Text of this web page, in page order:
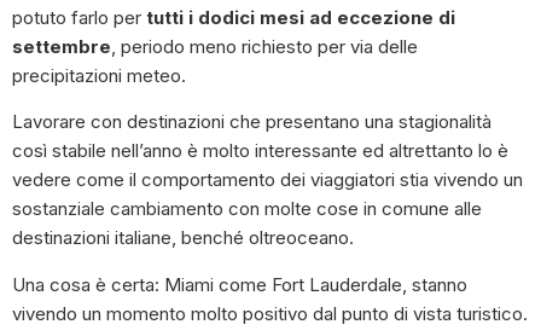
potuto farlo per tutti i dodici mesi ad eccezione di
settembre, periodo meno richiesto per via delle
precipitazioni meteo.
Lavorare con destinazioni che presentano una stagionalità
così stabile nell’anno è molto interessante ed altrettanto lo è
vedere come il comportamento dei viaggiatori stia vivendo un
sostanziale cambiamento con molte cose in comune alle
destinazioni italiane, benché oltreoceano.
Una cosa è certa: Miami come Fort Lauderdale, stanno
vivendo un momento molto positivo dal punto di vista turistico.